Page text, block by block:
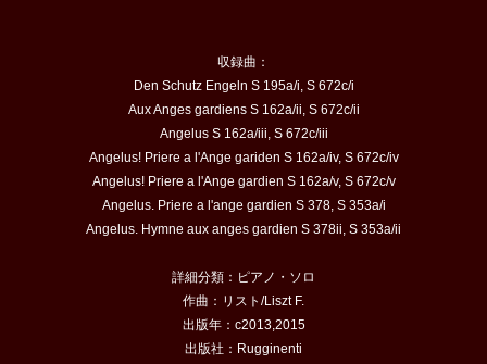
収録曲：
Den Schutz Engeln S 195a/i, S 672c/i
Aux Anges gardiens S 162a/ii, S 672c/ii
Angelus S 162a/iii, S 672c/iii
Angelus! Priere a l'Ange gariden S 162a/iv, S 672c/iv
Angelus! Priere a l'Ange gardien S 162a/v, S 672c/v
Angelus. Priere a l'ange gardien S 378, S 353a/i
Angelus. Hymne aux anges gardien S 378ii, S 353a/ii
詳細分類：ピアノ・ソロ
作曲：リスト/Liszt F.
出版年：c2013,2015
出版社：Rugginenti